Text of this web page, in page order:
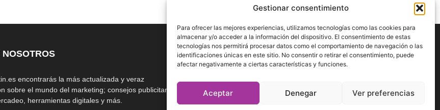
Gestionar consentimiento
Para ofrecer las mejores experiencias, utilizamos tecnologías como las cookies para
almacenar y/o acceder a la información del dispositivo. El consentimiento de estas
tecnologías nos permitirá procesar datos como el comportamiento de navegación o las
identificaciones únicas en este sitio. No consentir o retirar el consentimiento, puede
afectar negativamente a ciertas características y funciones.
Aceptar Denegar Ver preferencias
encontrarás la más actualizada y veraz
sobre el mundo del marketing; consejos publicitarios,
herramientas digitales y más.
SÍGUENOS